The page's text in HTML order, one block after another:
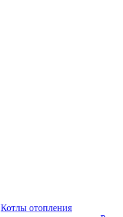
Котлы отопления